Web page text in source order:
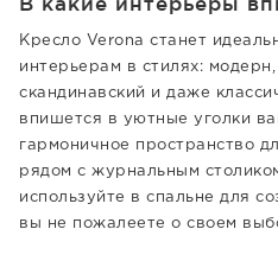
Кресло Verona станет
интерьерам в стилях: модерн,
скандинавский и даже
впишется в уютные уголки
гармоничное пространство
рядом с журнальным
используйте в спальне для
вы не пожалеете о своем